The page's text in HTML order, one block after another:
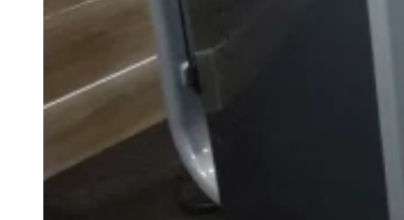
TM-FH Serie Strength
TM-FS Serie Strength
TM-FD Serie Strength
TM-FM Serie Strengh
TM-F Serie Strength
Robot Tiger Sport
TGP Serie Robot
TM-C Robot Serie
TM-H Robot Serie
TM-G Robot Serie
TM-PL Robot Serie
Free weight Tiger Sport